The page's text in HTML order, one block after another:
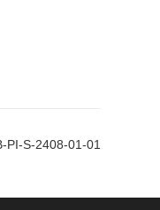
PI-S-2408-01-01